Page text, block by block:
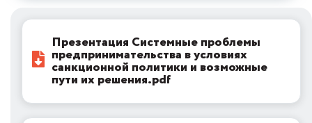
Презентация Системные проблемы
предпринимательства в условиях
санкционной политики и возможные
пути их решения.pdf